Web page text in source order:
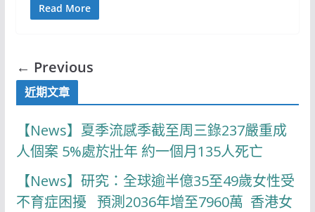
Read More
← Previous
近期文章
【News】夏季流感季截至周三錄237嚴重成
人個案 5%處於壯年 約一個月135人死亡
【News】研究：全球逾半億35至49歲女性受
不育症困擾 預測2036年增至7960萬 香港女